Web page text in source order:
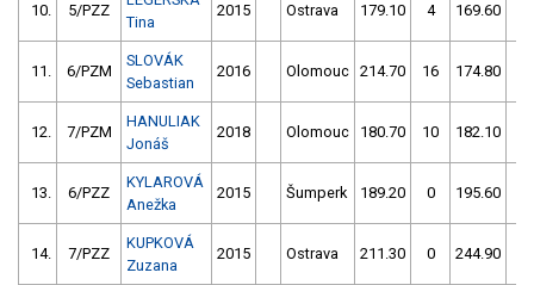
10. 5/PZZ
Tina
2015 Ostrava 179.10 4 169.60
11. 6/PZM
SLOVÁK
Sebastian
2016 Olomouc 214.70 16 174.80
12. 7/PZM
HANULIAK
Jonáš
2018 Olomouc 180.70 10 182.10
13. 6/PZZ
KYLAROVÁ
Anežka
2015 Šumperk 189.20 0 195.60
14. 7/PZZ
KUPKOVÁ
Zuzana
2015 Ostrava 211.30 0 244.90